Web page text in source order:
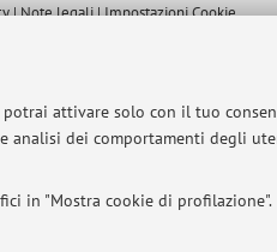
attivare solo con il tuo
analisi dei comportamenti degli
in "Mostra cookie di profilazione".
|Note legali|Impostazioni Cookie